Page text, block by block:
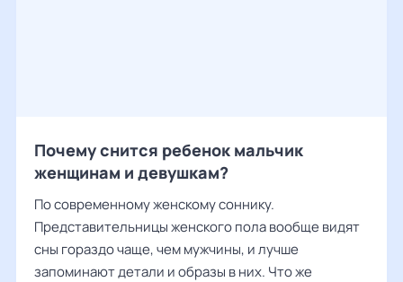
Почему снится ребенок мальчик
женщинам и девушкам?
По современному женскому соннику.
Представительницы женского пола вообще видят
сны гораздо чаще, чем мужчины, и лучше
запоминают детали и образы в них. Что же